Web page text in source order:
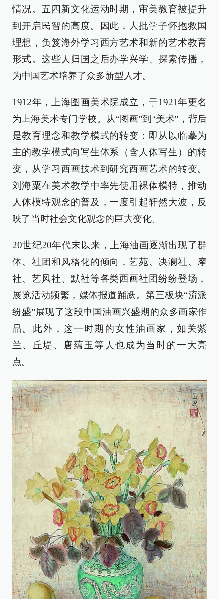
情况。五四新文化运动时期，审美教育被提升
到开启民智的高度。因此，大批学子怀抱救国
理想，负笈海外学习西方艺术和新的艺术教育
形式。这些人归国之后办学兴学、探索传播，
为中国艺术培养了众多新型人才。
1912年，上海图画美术院成立，于1921年更名
为上海美术专门学校。从“图画”到“美术”，背后
是教育理念和教学模式的转变：即从以临摹为
主的教学模式向写生体系（含人体写生）的转
变，从学习西画技术到研究西画艺术的转变。
刘海粟在美术教学中率先使用裸体模特，推动
人体模特观念的普及，一度引起轩然大波，反
映了当时社会文化观念的巨大变化。
20世纪20年代末以来，上海油画逐渐出现了群
体、社团和风格化的倾向，艺苑、决澜社、摩
社、艺风社、默社等各类西画社团纷纷登场，
展览活动频繁，媒体报道踊跃。第三板块“流派
纷盛”展现了这段中国油画兴盛期的众多画家作
品。此外，这一时期的女性油画家，如关紫
兰、丘堤、唐蕴玉等人也成为当时的一大亮
点。